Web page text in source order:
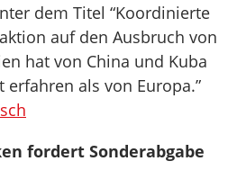
dem Titel “Koordinierte
auf den Ausbruch von
hat von China und Kuba
als von Europa.”
fordert Sonderabgabe